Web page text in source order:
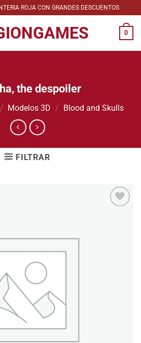
ROJA CON GRANDES DESCUENTOS
0
the despoiler
/ Modelos 3D / Blood and Skulls
FILTRAR